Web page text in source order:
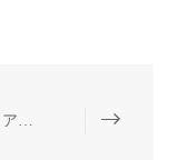
バイアウトファンド